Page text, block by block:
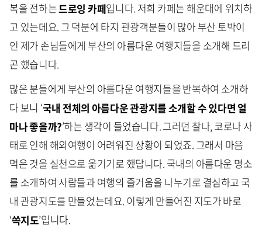
복을 전하는드로잉 카페입니다. 저희 카페는 해운대에 위치하
고 있는데요. 그 덕분에 타지 관광객분들이 많아 부산 토박이
인 제가 손님들에게 부산의 아름다운 여행지들을 소개해 드리
곤 했습니다.
많은 분들에게 부산의 아름다운 여행지들을 반복하여 소개하
다 보니 ‘국내 전체의 아름다운 관광지를 소개할 수 있다면 얼
마나 좋을까?’하는 생각이 들었습니다. 그러던 찰나, 코로나 사
태로 인해 해외여행이 어려워진 상황이 되었죠. 그래서 마음
먹은 것을 실천으로 옮기기로 했답니다. 국내의 아름다운 명소
를 소개하여 사람들과 여행의 즐거움을 나누기로 결심하고 국
내 관광지도를 만들었는데요. 이렇게 만들어진 지도가 바로
‘쓱지도’입니다.